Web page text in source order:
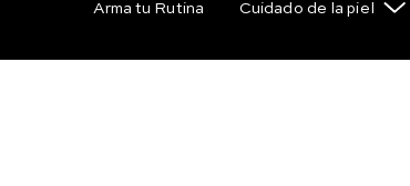
Arma tu Rutina Cuidado de la piel